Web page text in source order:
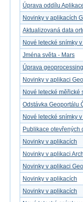
Úprava oddílu
Novinky v aplikacích
Aktualizovaná data
Nové letecké snímky
Jména světa - Mars
Úprava
Novinky v aplikaci
Nové letecké měřické
Odstávka Geoportálu
Nové letecké snímky
Publikace otevřených
Novinky v aplikacích
Novinky v aplikaci
Novinky v aplikaci
Novinky v aplikacích
Novinky v aplikacích